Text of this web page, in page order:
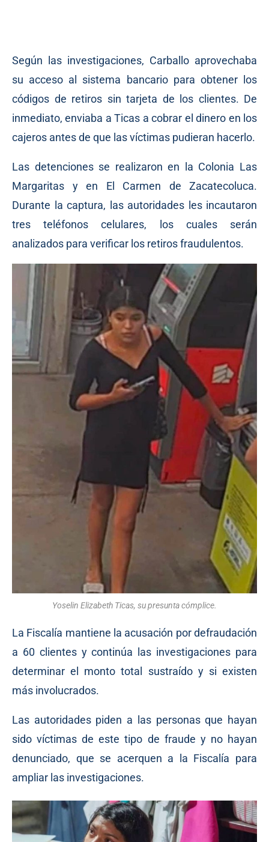
Según las investigaciones, Carballo aprovechaba
su acceso al sistema bancario para obtener los
códigos de retiros sin tarjeta de los clientes. De
inmediato, enviaba a Ticas a cobrar el dinero en los
cajeros antes de que las víctimas pudieran hacerlo.
Las detenciones se realizaron en la Colonia Las
Margaritas y en El Carmen de Zacatecoluca.
Durante la captura, las autoridades les incautaron
tres teléfonos celulares, los cuales serán
analizados para verificar los retiros fraudulentos.
Yoselin Elizabeth Ticas, su presunta cómplice.
La Fiscalía mantiene la acusación por defraudación
a 60 clientes y continúa las investigaciones para
determinar el monto total sustraído y si existen
más involucrados.
Las autoridades piden a las personas que hayan
sido víctimas de este tipo de fraude y no hayan
denunciado, que se acerquen a la Fiscalía para
ampliar las investigaciones.